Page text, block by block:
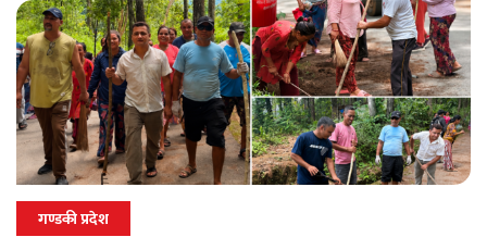
गण्डकी प्रदेश